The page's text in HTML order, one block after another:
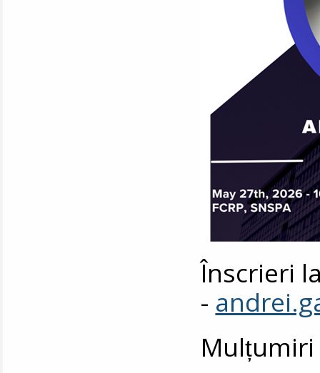
Înscrieri
-
Mulțumiri